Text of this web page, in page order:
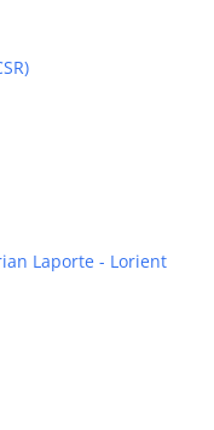
Laporte - Lorient